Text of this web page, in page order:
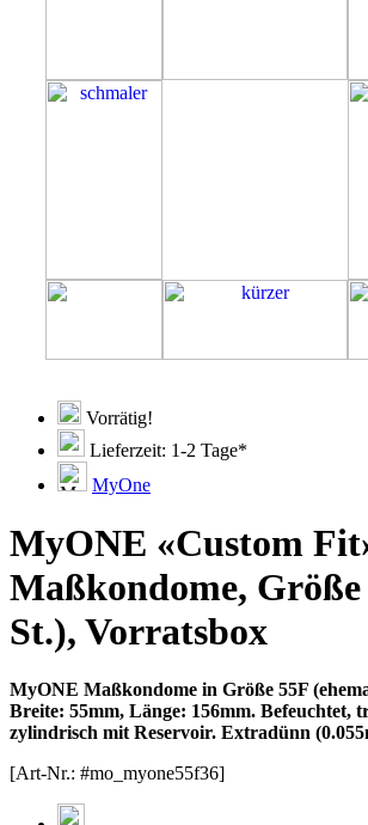
Vorrätig!
Lieferzeit: 1-2 Tage*
MyOne
MyONE «Custom
Maßkondome, Größe
St.), Vorratsbox
MyONE Maßkondome in Größe 55F
Breite: 55mm, Länge: 156mm. Befeuchtet,
zylindrisch mit Reservoir. Extradünn
[Art-Nr.: #mo_myone55f36]